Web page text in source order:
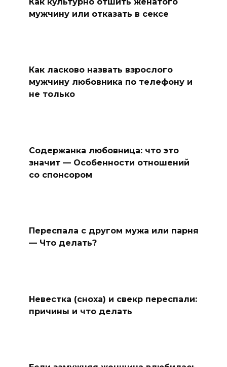
мужчину или отказать в сексе
Как ласково назвать взрослого
мужчину любовника по телефону и
не только
Содержанка любовница: что это
значит — Особенности отношений
со спонсором
Переспала с другом мужа или парня
— Что делать?
Невестка (сноха) и свекр переспали:
причины и что делать